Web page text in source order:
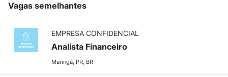
Vagas semelhantes
EMPRESA CONFIDENCIAL
Analista Financeiro
Maringá, PR, BR